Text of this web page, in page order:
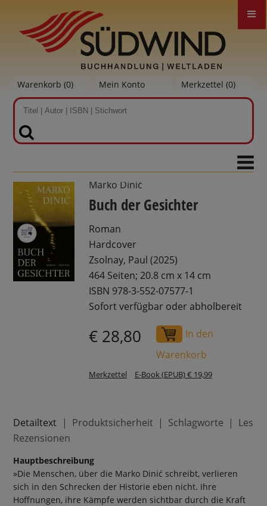
Warenkorb (0) Mein Konto Merkzettel (0)
Marko Dinić
Buch der Gesichter
Roman
Hardcover
Zsolnay, Paul (2025)
464 Seiten; 20.8 cm x 14 cm
ISBN 978-3-552-07577-1
Sofort verfügbar oder abholbereit
€ 28,80
In den
Warenkorb
Merkzettel E-Book (EPUB) € 19,99
Detailtext Produktsicherheit Schlagworte
Rezensionen
Hauptbeschreibung
»Die Menschen, über die Marko Dinić schreibt, verlieren
sich in den Schrecken der Historie eben nicht. Ihre
Hoffnungen, ihre Kämpfe werden sichtbar durch die Kraft